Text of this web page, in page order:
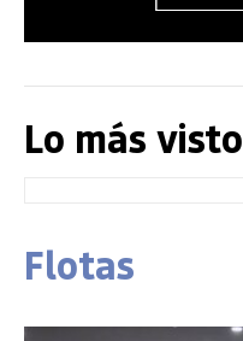
Lo más visto
Flotas